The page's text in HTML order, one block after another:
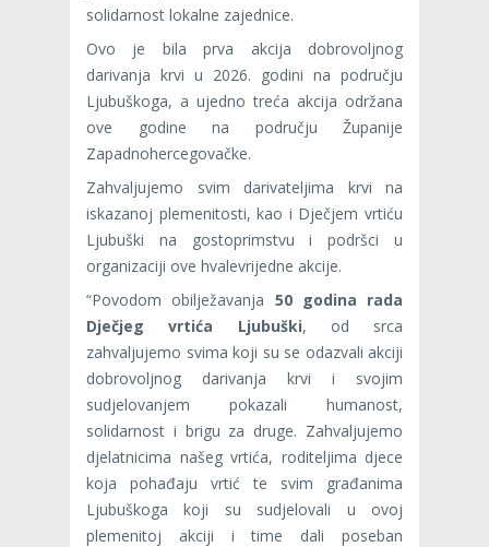
solidarnost lokalne zajednice.
Ovo je bila prva akcija dobrovoljnog
darivanja krvi u 2026. godini na području
Ljubuškoga, a ujedno treća akcija održana
ove godine na području Županije
Zapadnohercegovačke.
Zahvaljujemo svim darivateljima krvi na
iskazanoj plemenitosti, kao i Dječjem vrtiću
Ljubuški na gostoprimstvu i podršci u
organizaciji ove hvalevrijedne akcije.
“Povodom obilježavanja 50 godina rada
Dječjeg vrtića Ljubuški, od srca
zahvaljujemo svima koji su se odazvali akciji
dobrovoljnog darivanja krvi i svojim
sudjelovanjem pokazali humanost,
solidarnost i brigu za druge. Zahvaljujemo
djelatnicima našeg vrtića, roditeljima djece
koja pohađaju vrtić te svim građanima
Ljubuškoga koji su sudjelovali u ovoj
plemenitoj akciji i time dali poseban